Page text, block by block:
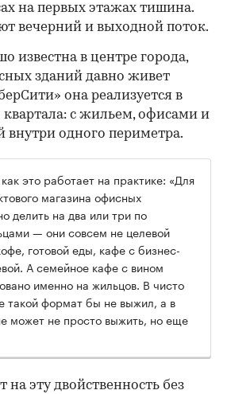
на первых этажах тишина.
вечерний и выходной поток.
известна в центре города,
зданий давно живет
она реализуется в
квартала: с жильем, офисами и
внутри одного периметра.
это работает на практике: «Для
магазина офисных
делить на два или три по
— они совсем не целевой
готовой еды, кафе с бизнес-
А семейное кафе с вином
именно на жильцов. В чисто
такой формат бы не выжил, а в
может не просто выжить, но еще
на эту двойственность без